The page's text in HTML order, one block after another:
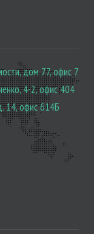
дом 77, офис 7
4-2, офис 404
14, офис 614Б